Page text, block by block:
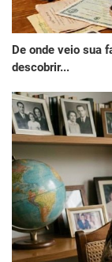
De onde veio sua
descobrir...